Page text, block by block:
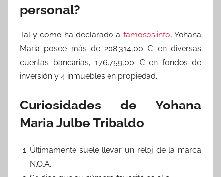
personal?
Tal y como ha declarado a famosos.info, Yohana
Maria posee más de 208.314,00 € en diversas
cuentas bancarias, 176.759,00 € en fondos de
inversión y 4 inmuebles en propiedad.
Curiosidades de Yohana
Maria Julbe Tribaldo
Últimamente suele llevar un reloj de la marca
N.O.A..